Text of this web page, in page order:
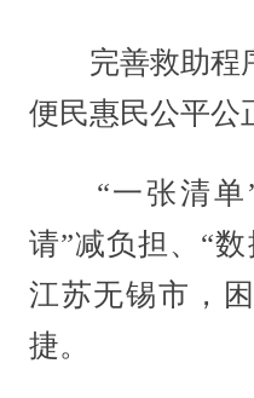
完善救助程
便民惠民公平公
“一张清单”
请”减负担、“
江苏无锡市，
捷。